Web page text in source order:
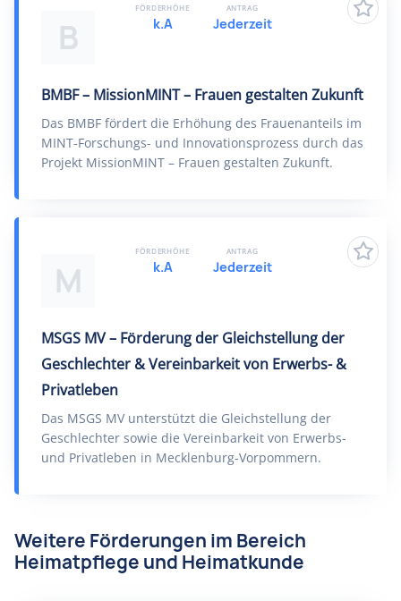
B
BMBF – MissionMINT – Frauen gestalten Zukunft
Das BMBF fördert die Erhöhung des Frauenanteils im
MINT-Forschungs- und Innovationsprozess durch das
Projekt MissionMINT – Frauen gestalten Zukunft.
FÖRDERHÖHE
k.A
ANTRAG
Jederzeit
M
MSGS MV – Förderung der Gleichstellung der
Geschlechter & Vereinbarkeit von Erwerbs- &
Privatleben
Das MSGS MV unterstützt die Gleichstellung der
Geschlechter sowie die Vereinbarkeit von Erwerbs-
und Privatleben in Mecklenburg-Vorpommern.
FÖRDERHÖHE
k.A
ANTRAG
Jederzeit
Weitere Förderungen im Bereich
Heimatpflege und Heimatkunde